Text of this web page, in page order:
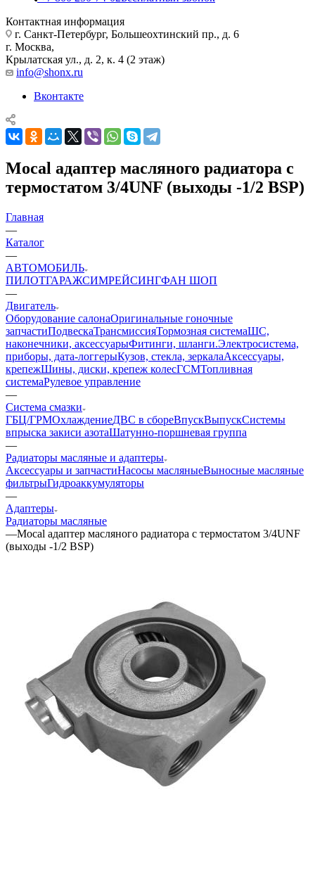
Контактная информация
г. Санкт-Петербург, Большеохтинский пр., д. 6
г. Москва,
Крылатская ул., д. 2, к. 4 (2 этаж)
info@shonx.ru
Вконтакте
Mocal адаптер масляного радиатора с
термостатом 3/4UNF (выходы -1/2 BSP)
Главная
—
Каталог
—
АВТОМОБИЛЬ
ПИЛОТГАРАЖСИМРЕЙСИНГФАН ШОП
—
Двигатель
Оборудование салонаОригинальные гоночные
запчастиПодвескаТрансмиссияТормозная системаШС,
наконечники, аксессуарыФитинги, шланги.Электросистема,
приборы, дата-логгерыКузов, стекла, зеркалаАксессуары,
крепежШины, диски, крепеж колесГСМТопливная
системаРулевое управление
—
Система смазки
ГБЦ/ГРМОхлаждениеДВС в сбореВпускВыпускСистемы
впрыска закиси азотаШатунно-поршневая группа
—
Радиаторы масляные и адаптеры
Аксессуары и запчастиНасосы масляныеВыносные масляные
фильтрыГидроаккумуляторы
—
Адаптеры
Радиаторы масляные
—Mocal адаптер масляного радиатора с термостатом 3/4UNF
(выходы -1/2 BSP)